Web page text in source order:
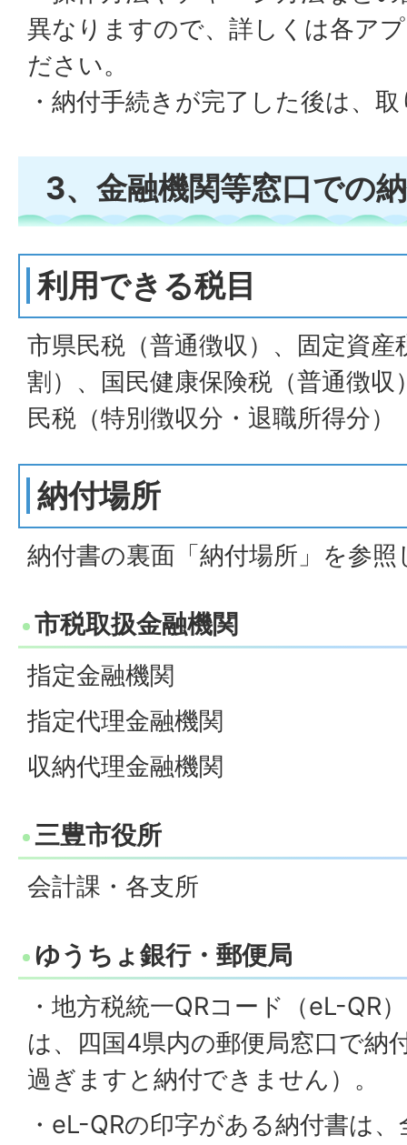
異なりますので、詳しくは各ア
ださい。
・納付手続きが完了した後は、
3、金融機関等窓口での
利用できる税目
市県民税（普通徴収）、固定資産
割）、国民健康保険税（普通徴収
民税（特別徴収分・退職所得分）
納付場所
納付書の裏面「納付場所」を参
市税取扱金融機関
指定金融機関
指定代理金融機関
収納代理金融機関
三豊市役所
会計課・各支所
ゆうちょ銀行・郵便局
・地方税統一QRコード（eL-QR
は、四国4県内の郵便局窓口で納
過ぎますと納付できません）。
・eL-QRの印字がある納付書は